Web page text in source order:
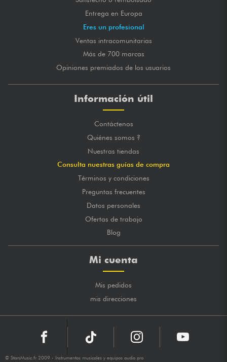
Entrega en Europa
Eres un profesional
Ventas intracomunitarias
Más de 700 marcas
Opiniones premiados de los usuarios
Información útil
Contáctenos
Quiénes somos ?
Nuestras tiendas
Consulta nuestras guías de compra
Términos y condiciones
Preguntas frecuentes
Datos personales
Ofertas de trabajo
Blog
Mi cuenta
Mis pedidos
mis direcciones
© StarsMusic.fr 2009 - Instrumentos musicales y equipos audio pro